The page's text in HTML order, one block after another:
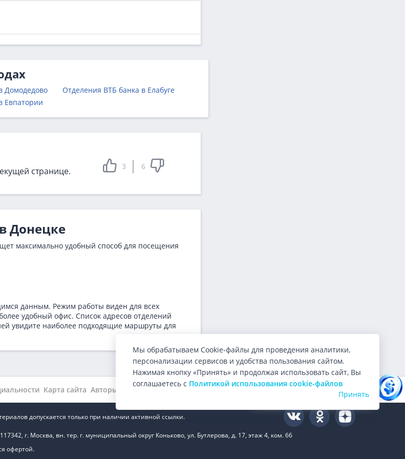
Домодедово
Евпатории
Отделения ВТБ банка в Елабуге
странице. 3 6
Донецке
максимально удобный способ для посещения
данным. Режим работы виден для всех
удобный офис. Список адресов отделений
увидите наиболее подходящие маршруты для
Карта сайта Авторы Wiki Новости Оцените нас: 4.9из 5 (10000голосов)
допускается только при наличии активной ссылки.
г. Москва, вн. тер. г. муниципальный округ Коньково, ул. Бутлерова, д. 17, этаж 4, ком. 66
офертой.
Каким будет курс доллара
завтра? Читайте прогноз!
Мы обрабатываем Cookie-файлы для проведения аналитики,
персонализации сервисов и удобства пользования сайтом.
Нажимая кнопку «Принять» и продолжая использовать сайт, Вы
соглашаетесь с Политикой использования cookie-файлов
Принять